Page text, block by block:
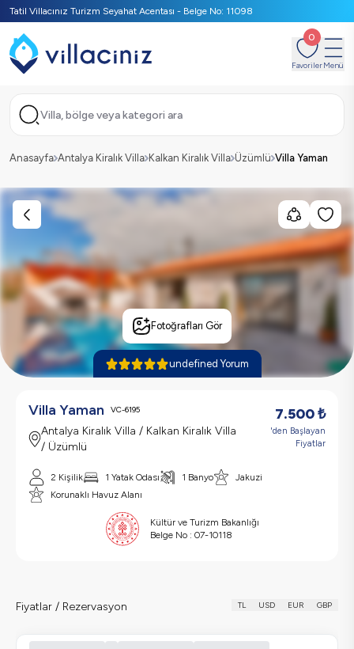
Tatil Villacınız Turizm Seyahat Acentası - Belge No: 11098
0
FavorilerMenü
Villa, bölge veya kategori ara
Anasayfa Antalya Kiralık Villa Kalkan Kiralık Villa Üzümlü Villa Yaman
Fotoğrafları Gör
undefined Yorum
Villa Yaman VC-6195
Antalya Kiralık Villa / Kalkan Kiralık Villa
/ Üzümlü
7.500₺
'den Başlayan
Fiyatlar
2 Kişilik 1 Yatak Odası 1 Banyo
Jakuzi
Korunaklı Havuz Alanı
Kültür ve Turizm Bakanlığı
Belge No : 07-10118
Fiyatlar / Rezervasyon TL USD EUR GBP